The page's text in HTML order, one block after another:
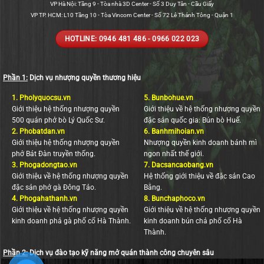
VP Hà Nội: Tầng 9 - Tòa nhà 3D Center - Số 3 Duy Tân - Cầu Giấy
VP TP. HCM: L10 Tầng 10 - Tòa Vincom Center - Số 72 Lê Thánh Tông - Quận 1
HOTLINE: 0946 481 486 - 0966 022 023
Phần 1: Dịch vụ nhượng quyền thương hiệu
1. Pholyquocsu.vn
Giới thiệu hệ thống nhượng quyền
500 quán phở bò Lý Quốc Sư.
2. Phobatdan.vn
Giới thiệu hệ thống nhượng quyền
phở Bát Đàn truyền thống.
3. Phogadongtao.vn
Giới thiệu về hệ thống nhượng quyền
đặc sản phở gà Đông Tảo.
4. Phogahathanh.vn
Giới thiệu về hệ thống nhượng quyền
kinh doanh phả gà phố cổ Hà Thành.
5. Bunbohue.vn
Giới thiệu về hệ thống nhượng quyền
đặc sản quốc gia: Bún bò Huế.
6. Banhmihoian.vn
Nhượng quyền kinh doanh bánh mì
ngon nhất thế giới.
7. Dacsancaobang.vn
Hệ thống giới thiệu về đặc sản Cao
Bằng.
8. Bunchaphoco.vn
Giới thiệu về hệ thống nhượng quyền
kinh doanh bún chả phố cổ Hà
Thành.
Phần 2:Dịch vụ đào tạo kỹ năng mở quán thành công chuyên sâu